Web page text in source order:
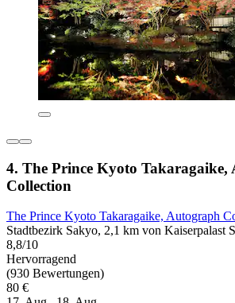
4. The Prince Kyoto Takaragaike,
Collection
The Prince Kyoto Takaragaike, Autograph
Stadtbezirk Sakyo, 2,1 km von Kaiserpalast
8,8/10
Hervorragend
(930 Bewertungen)
80 €